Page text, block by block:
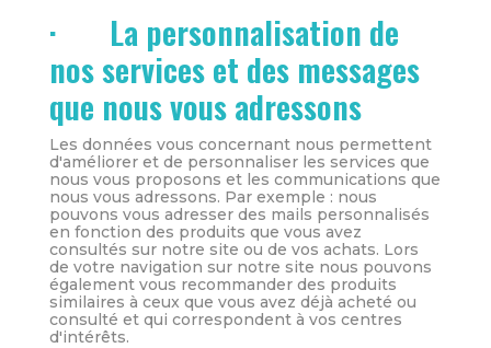
· La personnalisation de
nos services et des messages
que nous vous adressons
Les données vous concernant nous permettent
d'améliorer et de personnaliser les services que
nous vous proposons et les communications que
nous vous adressons. Par exemple : nous
pouvons vous adresser des mails personnalisés
en fonction des produits que vous avez
consultés sur notre site ou de vos achats. Lors
de votre navigation sur notre site nous pouvons
également vous recommander des produits
similaires à ceux que vous avez déjà acheté ou
consulté et qui correspondent à vos centres
d'intérêts.